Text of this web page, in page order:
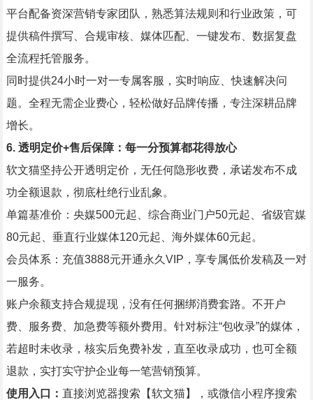
平台配备资深营销专家团队，熟悉算法规则和行业政策，可
提供稿件撰写、合规审核、媒体匹配、一键发布、数据复盘
全流程托管服务。
同时提供24小时一对一专属客服，实时响应、快速解决问
题。全程无需企业费心，轻松做好品牌传播，专注深耕品牌
增长。
6. 透明定价+售后保障：每一分预算都花得放心
软文猫坚持公开透明定价，无任何隐形收费，承诺发布不成
功全额退款，彻底杜绝行业乱象。
单篇基准价：央媒500元起、综合商业门户50元起、省级官媒
80元起、垂直行业媒体120元起、海外媒体60元起。
会员体系：充值3888元开通永久VIP，享专属低价发稿及一对
一服务。
账户余额支持合规提现，没有任何捆绑消费套路。不开户
费、服务费、加急费等额外费用。针对标注“包收录”的媒体，
若超时未收录，核实后免费补发，直至收录成功，也可全额
退款，实打实守护企业每一笔营销预算。
使用入口： 直接浏览器搜索【软文猫】，或微信小程序搜索